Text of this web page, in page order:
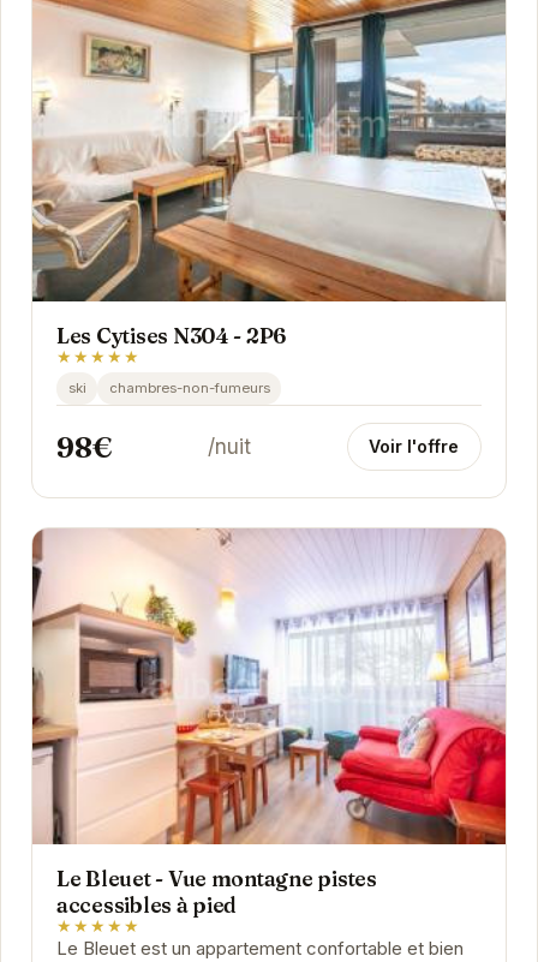
Les Cytises N304 - 2P6
★★★★★
ski chambres-non-fumeurs
98€ /nuit Voir l'offre
Le Bleuet - Vue montagne pistes
accessibles à pied
★★★★★
Le Bleuet est un appartement confortable et bien